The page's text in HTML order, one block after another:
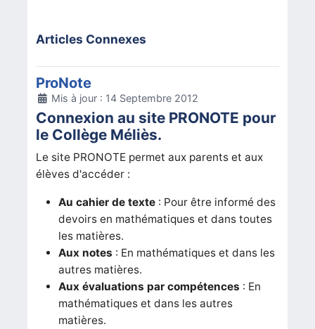
Articles Connexes
ProNote
DétailsMis à jour : 14 Septembre 2012
Connexion au site PRONOTE pour
le Collège Méliès.
Le site PRONOTE permet aux parents et aux
élèves d'accéder :
Au cahier de texte : Pour être informé des
devoirs en mathématiques et dans toutes
les matières.
Aux notes : En mathématiques et dans les
autres matières.
Aux évaluations par compétences : En
mathématiques et dans les autres
matières.